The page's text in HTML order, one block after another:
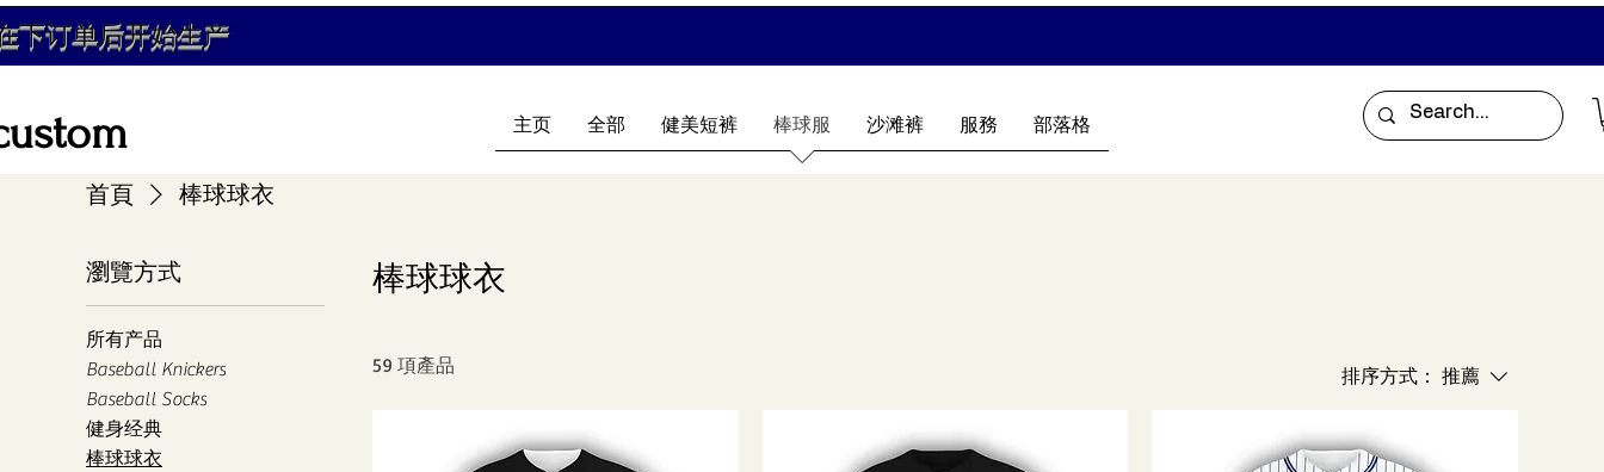
下订单后开始生产
主页 全部 健美短裤 棒球服 沙滩裤 服務 部落格
首頁 棒球球衣
瀏覽方式
所有产品
Baseball Knickers
Baseball Socks
健身经典
棒球球衣
棒球球衣
59 項產品 排序方式： 推薦